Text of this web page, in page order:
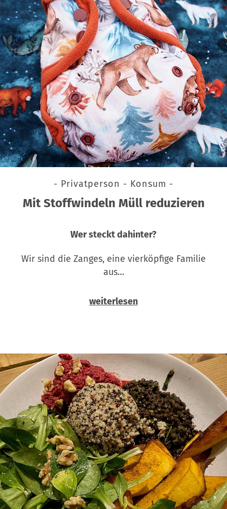
- Privatperson - Konsum -
Mit Stoffwindeln Müll reduzieren
Wer steckt dahinter?
Wir sind die Zanges, eine vierköpfige Familie
aus…
weiterlesen